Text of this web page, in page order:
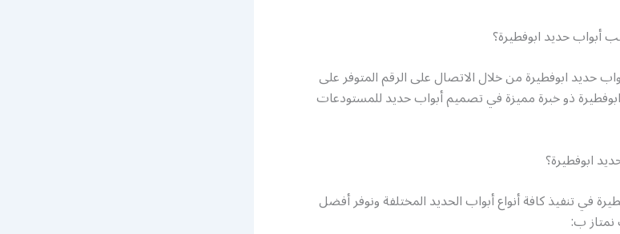
أبواب حديد ابوفطيرة؟
حديد ابوفطيرة من خلال الاتصال على الرقم المتوفر على
ذو خبرة مميزة في تصميم أبواب حديد للمستودعات
ابوفطيرة؟
في تنفيذ كافة أنواع أبواب الحديد المختلفة ونوفر أفضل
نمتاز ب: